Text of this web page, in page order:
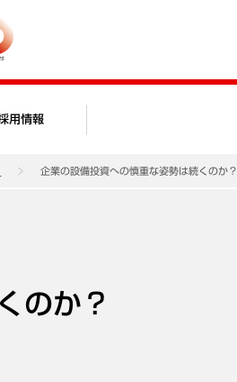
用情報
企業の設備投資への慎重な姿勢は続くのか？
のか？